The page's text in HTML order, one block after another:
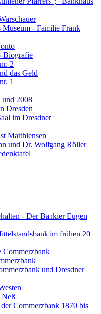
Museum - Familie Frank
Biografie
2
das Geld
1
und 2008
Dresden
im Dresdner
Matthiensen
und Dr. Wolfgang Röller
- Der Bankier Eugen
im frühen 20.
Commerzbank
und Dresdner
Neß
der Commerzbank 1870 bis